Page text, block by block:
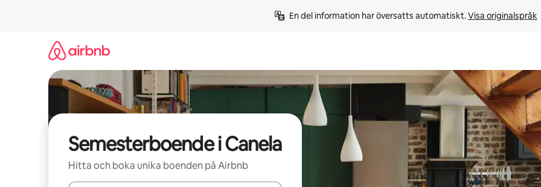
En del information har översatts automatiskt. Visa originalspråk
Semesterboende i Canela
Hitta och boka unika boenden på Airbnb